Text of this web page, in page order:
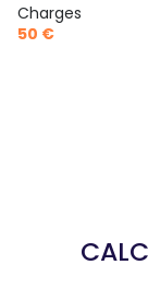
Charges
50 €